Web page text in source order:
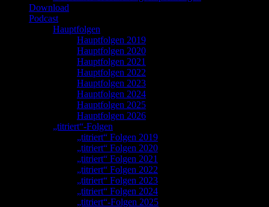
Download
Podcast
Hauptfolgen
Hauptfolgen 2019
Hauptfolgen 2020
Hauptfolgen 2021
Hauptfolgen 2022
Hauptfolgen 2023
Hauptfolgen 2024
Hauptfolgen 2025
Hauptfolgen 2026
„titriert“-Folgen
„titriert“ Folgen 2019
„titriert“ Folgen 2020
„titriert“ Folgen 2021
„titriert“ Folgen 2022
„titriert“ Folgen 2023
„titriert“ Folgen 2024
„titriert“-Folgen 2025